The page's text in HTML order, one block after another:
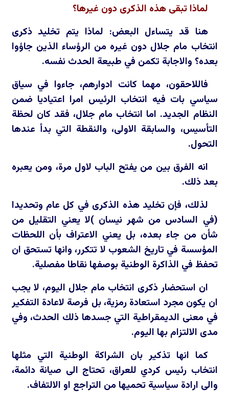
لماذا تبقى هذه الذكرى دون غيرها؟
هنا قد يتساءل البعض: لماذا يتم تخليد ذكرى
انتخاب مام جلال دون غيره من الرؤساء الذين جاؤوا
بعده؟ والاجابة تكمن في طبيعة الحدث نفسه.
فاللاحقون، مهما كانت ادوارهم، جاءوا في سياق
سياسي بات فيه انتخاب الرئيس امرا اعتياديا ضمن
النظام الجديد. اما انتخاب مام جلال، فقد كان لحظة
التأسيس، والسابقة الاولى، والنقطة التي بدأ عندها
التحول.
انه الفرق بين من يفتح الباب لاول مرة، ومن يعبره
بعد ذلك.
لذلك، فإن تخليد هذه الذكرى في كل عام وتحديدا
(في السادس من شهر نيسان )لا يعني التقليل من
شأن من جاء بعده، بل يعني الاعتراف بأن اللحظات
المؤسسة في تاريخ الشعوب لا تتكرر، وانها تستحق ان
تحفظ في الذاكرة الوطنية بوصفها نقاطا مفصلية.
ان استحضار ذكرى انتخاب مام جلال اليوم، لا يجب
ان يكون مجرد استعادة رمزية، بل فرصة لاعادة التفكير
في معنى الديمقراطية التي جسدها ذلك الحدث، وفي
مدى الالتزام بها اليوم.
كما انها تذكير بان الشراكة الوطنية التي مثلها
انتخاب رئيس كردي للعراق، تحتاج الى صيانة دائمة،
والى ارادة سياسية تحميها من التراجع او الالتفاف.